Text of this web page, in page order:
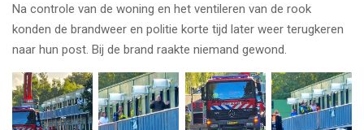
Na controle van de woning en het ventileren van de rook
konden de brandweer en politie korte tijd later weer terugkeren
naar hun post. Bij de brand raakte niemand gewond.